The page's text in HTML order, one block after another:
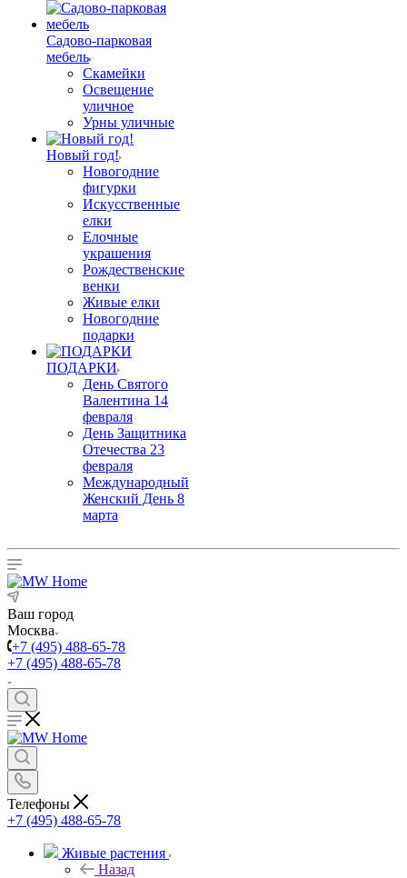
Садово-парковая
мебель
Скамейки
Освещение
уличное
Урны уличные
Новый год!
Новогодние
фигурки
Искусственные
елки
Елочные
украшения
Рождественские
венки
Живые елки
Новогодние
подарки
ПОДАРКИ
День Святого
Валентина 14
февраля
День Защитника
Отечества 23
февраля
Международный
Женский День 8
марта
Ваш город
Москва
+7 (495) 488-65-78
+7 (495) 488-65-78
Телефоны
+7 (495) 488-65-78
Живые растения
Назад